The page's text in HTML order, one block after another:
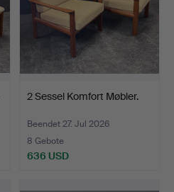
2 Sessel Komfort Møbler.
Beendet 27. Jul 2026
8 Gebote
636 USD